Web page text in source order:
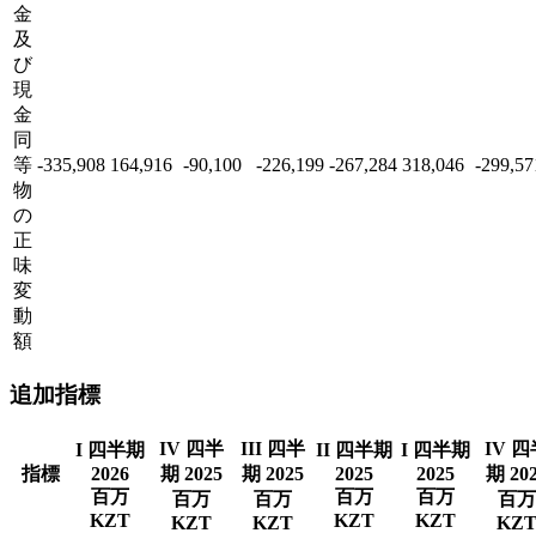
金
及
び
現
金
同
等
物
の
正
味
変
動
額
-335,908 164,916 -90,100 -226,199 -267,284 318,046 -
追加指標
指標
I 四半期
2026
百万
KZT
IV 四半
期 2025
百万
KZT
III 四半
期 2025
百万
KZT
II 四半期
2025
百万
KZT
I 四半期
2025
百万
KZT
IV 四
期
百万
KZT